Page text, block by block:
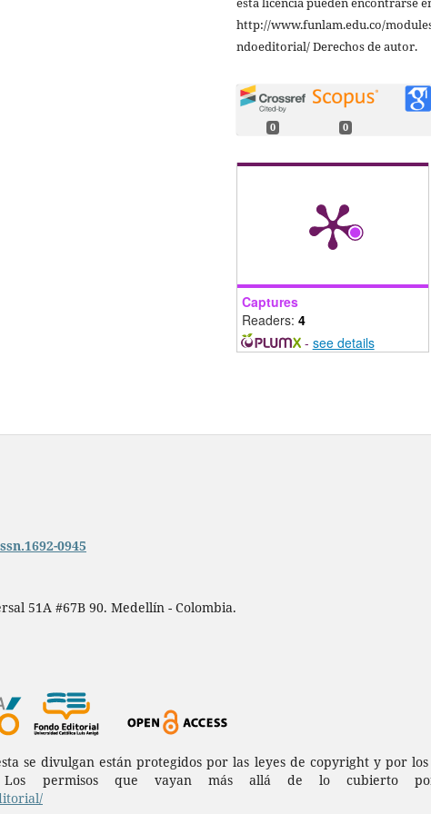
http://www.funlam.edu.co/
ndoeditorial/ Derechos de autor.
0 0
Captures
Readers: 4
- see details
0945
51A #67B 90. Medellín - Colombia.
se divulgan están protegidos por las leyes de copyright y por
permisos que vayan más allá de lo cubierto por